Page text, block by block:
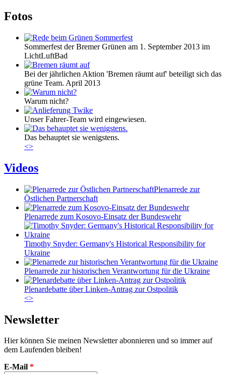
Fotos
Sommerfest der Bremer Grünen am 1. September 2013 im
LichtLuftBad
Bei der jährlichen Aktion 'Bremen räumt auf' beteiligt sich das
grüne Team. April 2013
Warum nicht?
Unser Fahrer-Team wird eingewiesen.
Das behauptet sie wenigstens.
<>
Videos
Plenarrede zur
Östlichen Partnerschaft
Plenarrede zum Kosovo-Einsatz der Bundeswehr
Timothy Snyder: Germany's Historical Responsibility for
Ukraine
Plenarrede zur historischen Verantwortung für die Ukraine
Plenardebatte über Linken-Antrag zur Ostpolitik
<>
Newsletter
Hier können Sie meinen Newsletter abonnieren und so immer auf
dem Laufenden bleiben!
E-Mail *